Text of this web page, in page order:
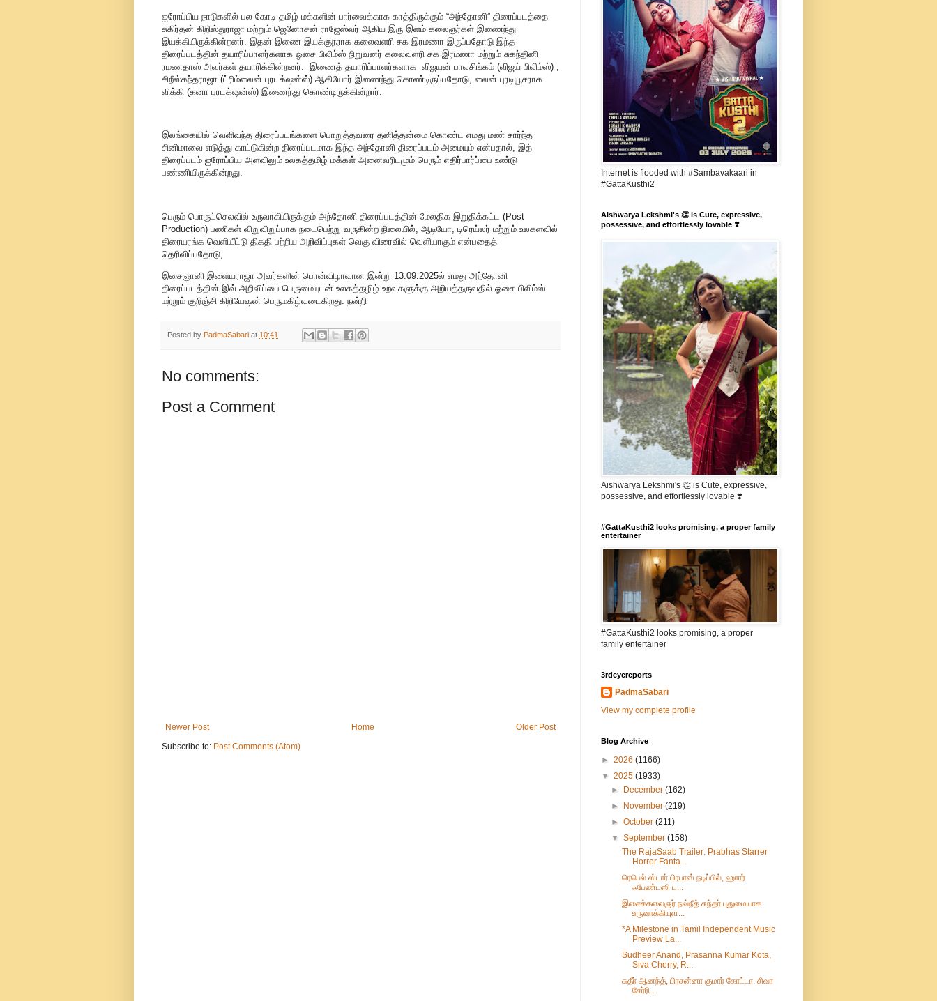
ஐரோப்பிய நாடுகளில் பல கோடி தமிழ் மக்களின் பார்வைக்காக காத்திருக்கும் “அந்தோனி” திரைப்படத்தை
சுகிர்தன் கிறிஸ்துராஜா மற்றும் ஜெனோசன் ராஜேஸ்வர் ஆகிய இரு இளம் கலைஞர்கள் இணைந்து
இயக்கியிருக்கின்றனர். இதன் இணை இயக்குநராக கலைவளரி சக இரமணா இருப்பதோடு இந்த
திரைப்படத்தின் தயாரிப்பாளர்களாக ஓசை பிலிம்ஸ் நிறுவனர் கலைவளரி சக இரமணா மற்றும் சுகந்தினி
ரமணதாஸ் அவர்கள் தயாரிக்கின்றனர். இணைத் தயாரிப்பாளர்களாக விஜயன் பாலசிங்கம் (விஜய் பிலிம்ஸ்) ,
சிறீஸ்கந்தராஜா (ட்ரிம்லைன் புரடக்‌ஷன்ஸ்) ஆகியோர் இணைந்து கொண்டிருப்பதோடு, லைன் புரடியூசராக
விக்கி (கனா புரடக்‌ஷன்ஸ்) இணைந்து கொண்டிருக்கின்றார்.
இலங்கையில் வெளிவந்த திரைப்படங்களை பொறுத்தவரை தனித்தன்மை கொண்ட எமது மண் சார்ந்த
சினிமாவை எடுத்து காட்டுகின்ற திரைப்படமாக இந்த அந்தோனி திரைப்படம் அமையும் என்பதால், இத்
திரைப்படம் ஐரோப்பிய அளவிலும் உலகத்தமிழ் மக்கள் அனைவரிடமும் பெரும் எதிர்பார்ப்பை உண்டு
பண்ணியிருக்கின்றது.
பெரும் பொருட்செலவில் உருவாகியிருக்கும் அந்தோனி திரைப்படத்தின் மேலதிக இறுதிக்கட்ட (Post
Production) பணிகள் விறுவிறுப்பாக நடைபெற்று வருகின்ற நிலையில், ஆடியோ, டிரெய்லர் மற்றும் உலகளவில்
திரையரங்க வெளியீட்டு திகதி பற்றிய அறிவிப்புகள் வெகு விரைவில் வெளியாகும் என்பதைத்
தெரிவிப்பதோடு,
இசைஞானி இளையராஜா அவர்களின் பொன்விழாவான இன்று 13.09.2025ல் எமது அந்தோனி
திரைப்படத்தின் இவ் அறிவிப்பை பெருமையுடன் உலகத்தழிழ் உறவுகளுக்கு அறியத்தருவதில் ஓசை பிலிம்ஸ்
மற்றும் குறிஞ்சி கிறியேஷன் பெருமகிழ்வடைகிறது. நன்றி
Posted by PadmaSabari at 10:41
No comments:
Post a Comment
Newer Post Older Post
Home
Subscribe to: Post Comments (Atom)
Internet is flooded with #Sambavakaari in
#GattaKusthi2
Aishwarya Lekshmi's 👏 is Cute, expressive,
possessive, and effortlessly lovable ❣️
Aishwarya Lekshmi's 👏 is Cute, expressive,
possessive, and effortlessly lovable ❣️
#GattaKusthi2 looks promising, a proper family
entertainer
#GattaKusthi2 looks promising, a proper
family entertainer
3rdeyereports
PadmaSabari
View my complete profile
Blog Archive
► 2026 (1166)
▼ 2025 (1933)
►
December(162)
►
November(219)
►October(211)
▼September(158)
The RajaSaab Trailer: Prabhas Starrer
Horror Fanta...
ரெபெல் ஸ்டார் பிரபாஸ் நடிப்பில், ஹாரர்
ஃபேண்டஸி ட...
இசைக்கலைஞர் நவ்நீத் சுந்தர் புதுமையாக
உருவாக்கியுள...
*A Milestone in Tamil Independent Music
Preview La...
Sudheer Anand, Prasanna Kumar Kota,
Siva Cherry, R...
சுதீர் ஆனந்த், பிரசன்னா குமார் கோட்டா, சிவா
சேர்ரி...